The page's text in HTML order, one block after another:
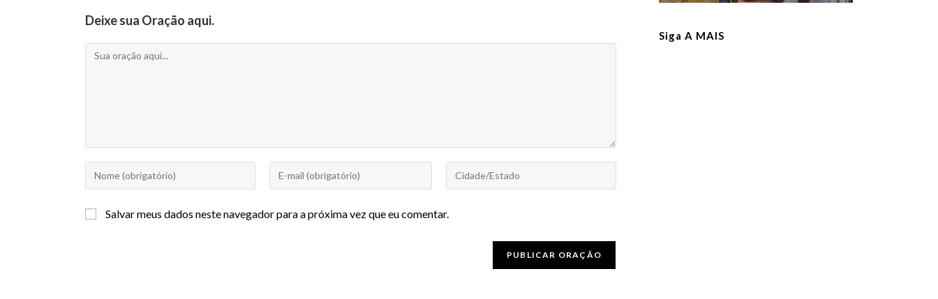
Deixe sua Oração aqui.
Salvar meus dados neste navegador para a próxima vez que eu comentar.
Siga A MAIS